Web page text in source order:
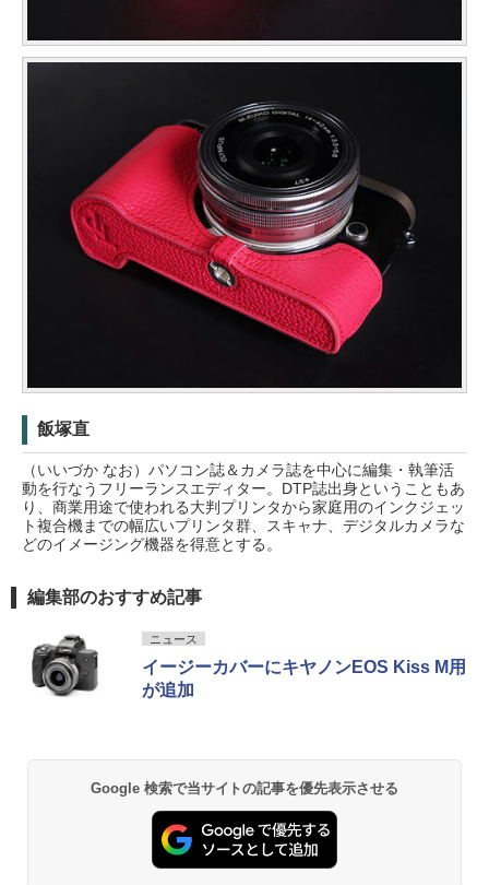
飯塚直
（いいづか なお）パソコン誌＆カメラ誌を中心に編集・執筆活
動を行なうフリーランスエディター。DTP誌出身ということもあ
り、商業用途で使われる大判プリンタから家庭用のインクジェッ
ト複合機までの幅広いプリンタ群、スキャナ、デジタルカメラな
どのイメージング機器を得意とする。
編集部のおすすめ記事
ニュース
イージーカバーにキヤノンEOS Kiss M用
が追加
Google 検索で当サイトの記事を優先表示させる